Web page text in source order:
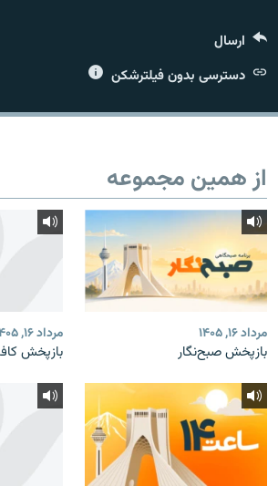
زبان‌های دیگر
ارسال
دسترسی بدون فیلترشکن
از همین مجموعه
مرداد ۱۶, ۱۴۰۵
بازپخش صبح‌نگار
مرداد ۱۶, ۱۴۰۵
بازپخش